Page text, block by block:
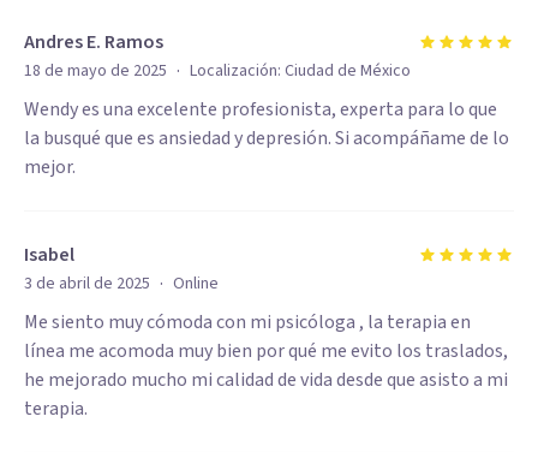
Andres E. Ramos
18 de mayo de 2025 · Localización: Ciudad de México
Wendy es una excelente profesionista, experta para lo que
la busqué que es ansiedad y depresión. Si acompáñame de lo
mejor.
Isabel
3 de abril de 2025 · Online
Me siento muy cómoda con mi psicóloga , la terapia en
línea me acomoda muy bien por qué me evito los traslados,
he mejorado mucho mi calidad de vida desde que asisto a mi
terapia.